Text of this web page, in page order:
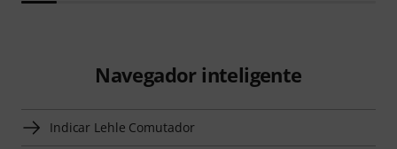
Navegador inteligente
Indicar Lehle Comutador